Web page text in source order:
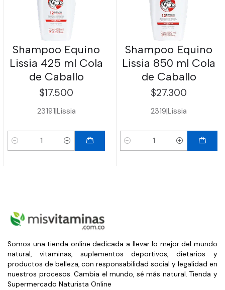
Shampoo Equino
Lissia 425 ml Cola
de Caballo
$17.500
23191|Lissia
Cantidad
Shampoo Equino
Lissia 850 ml Cola
de Caballo
$27.300
2319|Lissia
Cantidad
Somos una tienda online dedicada a llevar lo mejor del mundo
natural, vitaminas, suplementos deportivos, dietarios y
productos de belleza, con responsabilidad social y legalidad en
nuestros procesos. Cambia el mundo, sé más natural. Tienda y
Supermercado Naturista Online